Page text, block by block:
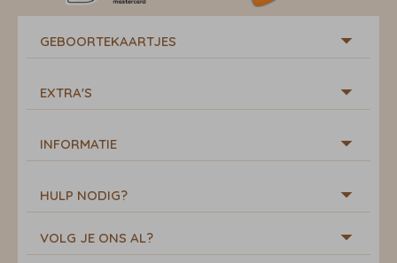
GEBOORTEKAARTJES
EXTRA'S
INFORMATIE
HULP NODIG?
VOLG JE ONS AL?